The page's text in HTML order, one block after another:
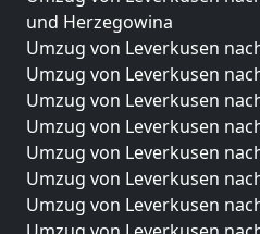
und Herzegowina
Umzug von Leverkusen
Umzug von Leverkusen
Umzug von Leverkusen
Umzug von Leverkusen
Umzug von Leverkusen
Umzug von Leverkusen
Umzug von Leverkusen